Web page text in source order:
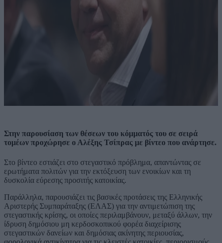
Στην παρουσίαση των θέσεων του κόμματός του σε σειρά
τομέων προχώρησε ο Αλέξης Τσίπρας με βίντεο που ανάρτησε.
Στο βίντεο εστιάζει στο στεγαστικό πρόβλημα, απαντώντας σε
ερωτήματα πολιτών για την εκτόξευση των ενοικίων και τη
δυσκολία εύρεσης προσιτής κατοικίας.
Παράλληλα, παρουσιάζει τις βασικές προτάσεις της Ελληνικής
Αριστερής Συμπαράταξης (ΕΛΑΣ) για την αντιμετώπιση της
στεγαστικής κρίσης, οι οποίες περιλαμβάνουν, μεταξύ άλλων, την
ίδρυση δημόσιου μη κερδοσκοπικού φορέα διαχείρισης
στεγαστικών δανείων και δημόσιας ακίνητης περιουσίας,